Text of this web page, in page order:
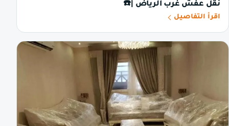
نقل عفش غرب الرياض |☎️
اقرأ التفاصيل